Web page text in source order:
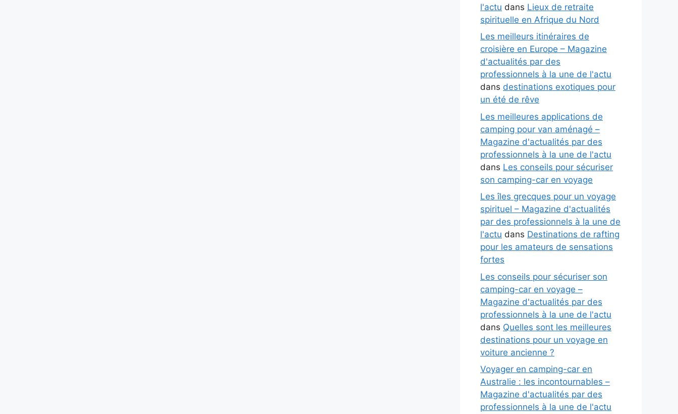
l'actu dans Lieux de retraite
spirituelle en Afrique du Nord
Les meilleurs itinéraires de
croisière en Europe – Magazine
d'actualités par des
professionnels à la une de l'actu
dans destinations exotiques pour
un été de rêve
Les meilleures applications de
camping pour van aménagé –
Magazine d'actualités par des
professionnels à la une de l'actu
dans Les conseils pour sécuriser
son camping-car en voyage
Les îles grecques pour un voyage
spirituel – Magazine d'actualités
par des professionnels à la une de
l'actu dans Destinations de rafting
pour les amateurs de sensations
fortes
Les conseils pour sécuriser son
camping-car en voyage –
Magazine d'actualités par des
professionnels à la une de l'actu
dans Quelles sont les meilleures
destinations pour un voyage en
voiture ancienne ?
Voyager en camping-car en
Australie : les incontournables –
Magazine d'actualités par des
professionnels à la une de l'actu